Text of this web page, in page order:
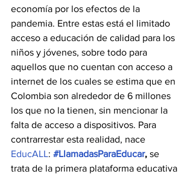
economía por los efectos de la
pandemia. Entre estas está el limitado
acceso a educación de calidad para los
niños y jóvenes, sobre todo para
aquellos que no cuentan con acceso a
internet de los cuales se estima que en
Colombia son alrededor de 6 millones
los que no la tienen, sin mencionar la
falta de acceso a dispositivos. Para
contrarrestar esta realidad, nace
EducALL: #LlamadasParaEducar, se
trata de la primera plataforma educativa